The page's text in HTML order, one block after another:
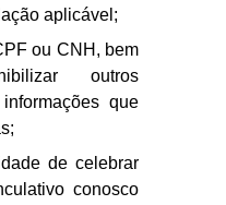
aplicável;
ou CNH, bem
outros
que
de celebrar
conosco